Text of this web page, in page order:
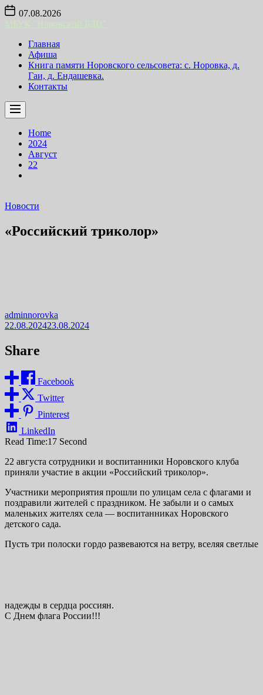
Skip
content
07.08.2026
Главная
Афиша
Книга памяти Норовского сельсовета: с. Норовка, д.
Гаи, д. Ендашевка.
Контакты
Home
2024
Август
22
Новости
«Российский триколор»
adminnorovka
22.08.202423.08.2024
Share
Facebook
Twitter
Pinterest
LinkedIn
Read Time:17 Second
22 августа сотрудники и воспитанники Норовского клуба
приняли участие в акции «Российский триколор».
Участники мероприятия прошли по улицам села с флагами и
поздравили жителей с праздником. Не забыли и о самых
маленьких жителях села — воспитанниках Норовского
детского сада.
Пусть три полоски гордо развеваются на ветру, вселяя светлые
надежды в сердца россиян.
С Днем флага России!!!